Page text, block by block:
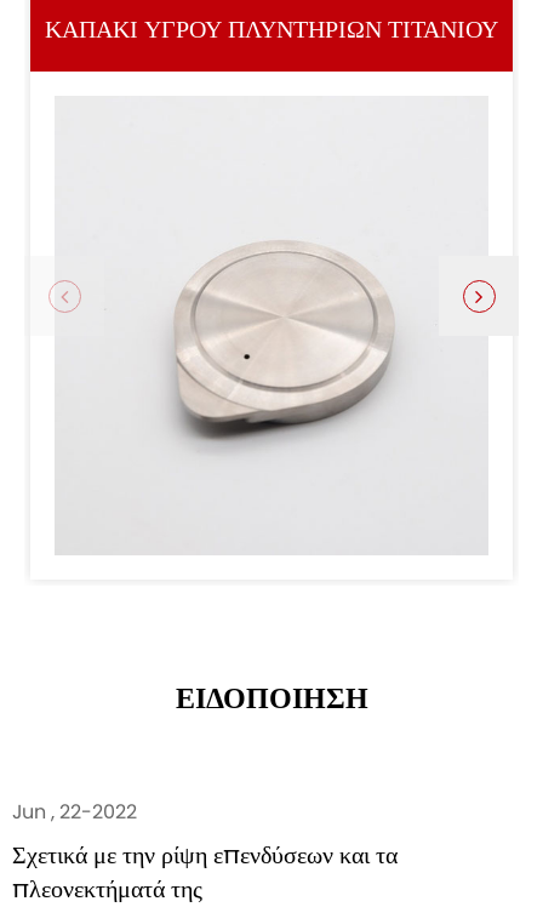
ΚΑΠΆΚΙ ΥΓΡΟΎ ΠΛΥΝΤΗΡΊΩΝ ΤΙΤΑΝΊΟΥ
ΕΙΔΟΠΟΙΗΣΗ
Jun , 22-2022
Σχετικά με την ρίψη επενδύσεων και τα
πλεονεκτήματά της